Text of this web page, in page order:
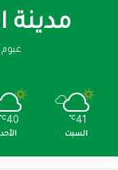
مدينة
41
℃
السبت
40
℃
الأحد